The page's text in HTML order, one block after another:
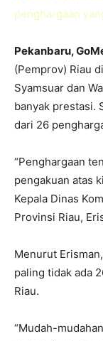
Pekanbaru,
(Pemprov) Riau
Syamsuar dan
banyak prestasi.
dari 26
“Penghargaan
pengakuan atas
Kepala Dinas
Provinsi Riau,
Menurut
paling tidak ada
Riau.
“Mudah-